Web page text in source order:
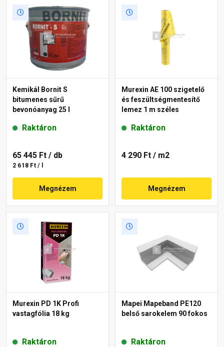
Kemikál Bornit S
bitumenes sűrű
bevonóanyag 25 l
Raktáron
65 445 Ft / db
2 618 Ft / l
Megnézem
Murexin AE 100 szigetelő
és feszültségmentesítő
lemez 1 m széles
Raktáron
4 290 Ft / m2
Megnézem
Murexin PD 1K Profi
vastagfólia 18 kg
Raktáron
Mapei Mapeband PE120
belső sarokelem 90 fokos
Raktáron